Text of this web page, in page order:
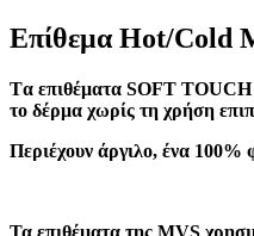
Επίθεμα Hot/Cold
Tα επιθέματα SOFT TOUCH
το δέρμα χωρίς τη χρήση
Περιέχουν άργιλο, ένα 100%